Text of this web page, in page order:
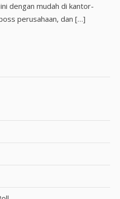
dengan mudah di kantor-
perusahaan, dan […]